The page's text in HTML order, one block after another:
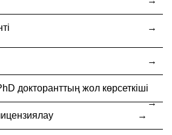
докторанттың жол көрсеткіші